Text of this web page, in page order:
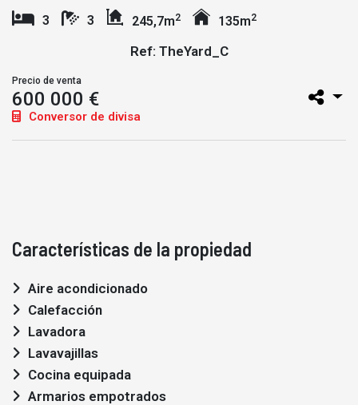
3 3 245,7m2 135m2
Ref: TheYard_C
Precio de venta
600 000 €
Conversor de divisa
Características de la propiedad
Aire acondicionado
Calefacción
Lavadora
Lavavajillas
Cocina equipada
Armarios empotrados